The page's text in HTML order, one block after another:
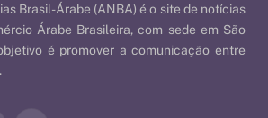
Brasil-Árabe (ANBA) é o site de notícias
Árabe Brasileira, com sede em São
é promover a comunicação entre